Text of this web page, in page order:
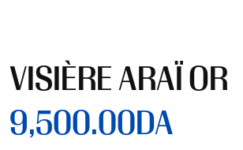
VISIÈRE ARAÏ OR
9,500.00DA